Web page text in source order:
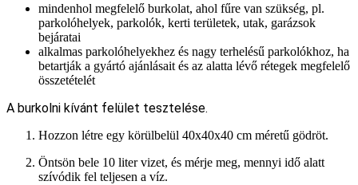
mindenhol megfelelő burkolat, ahol fűre van szükség, pl.
parkolóhelyek, parkolók, kerti területek, utak, garázsok
bejáratai
alkalmas parkolóhelyekhez és nagy terhelésű parkolókhoz, ha
betartják a gyártó ajánlásait és az alatta lévő rétegek megfelelő
összetételét
A burkolni kívánt felület tesztelése.
Hozzon létre egy körülbelül 40x40x40 cm méretű gödröt.
Öntsön bele 10 liter vizet, és mérje meg, mennyi idő alatt
szívódik fel teljesen a víz.